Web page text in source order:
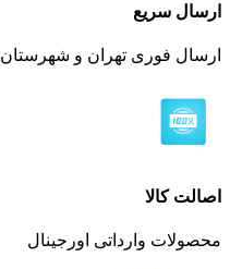
ارسال سریع
ارسال فوری تهران و شهرستان
اصالت کالا
محصولات وارداتی اورجینال